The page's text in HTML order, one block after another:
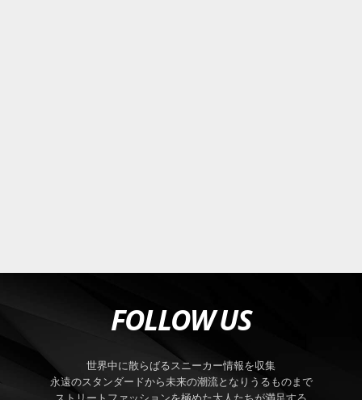
FOLLOW US
世界中に散らばるスニーカー情報を収集
永遠のスタンダードから未来の潮流となりうるものまで